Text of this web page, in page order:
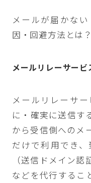
メールが届かな
因・回避方法とは？
メールリレーサービ
メールリレーサ
に・確実に送信す
から受信側へのメ
だけで利用でき
（送信ドメイン認
などを代行するこ